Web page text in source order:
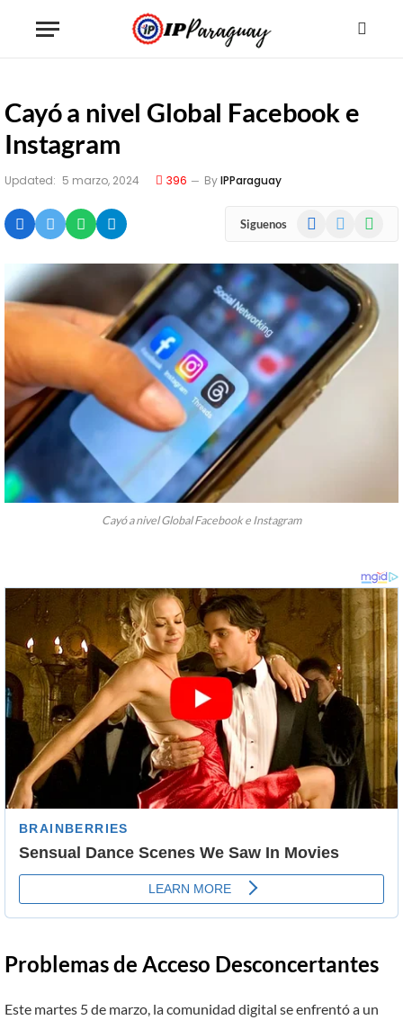
Cayó a nivel Global Facebook e
Instagram
Updated: 5 marzo, 2024 396 ByIPParaguay
Siguenos Facebook
Cayó a nivel Global Facebook e Instagram
Problemas de Acceso Desconcertantes
Este martes 5 de marzo, la comunidad digital se enfrentó a un